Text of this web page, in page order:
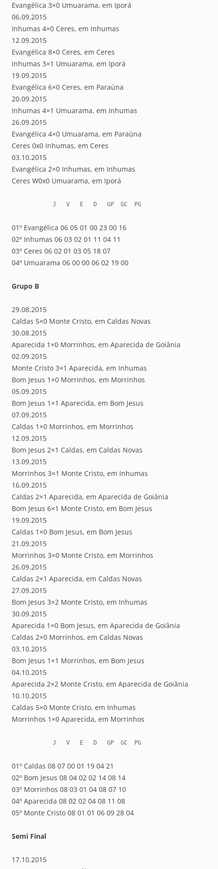
Evangélica 3×0 Umuarama, em Iporá
06.09.2015
Inhumas 4×0 Ceres, em Inhumas
12.09.2015
Evangélica 8×0 Ceres, em Ceres
Inhumas 3×1 Umuarama, em Iporá
19.09.2015
Evangélica 6×0 Ceres, em Paraúna
20.09.2015
Inhumas 4×1 Umuarama, em Inhumas
26.09.2015
Evangélica 4×0 Umuarama, em Paraúna
Ceres 0x0 Inhumas, em Ceres
03.10.2015
Evangélica 2×0 Inhumas, em Inhumas
Ceres W0x0 Umuarama, em Iporá
            J   V   E   D   GP  GC  PG
01º Evangélica 06 05 01 00 23 00 16
02º Inhumas 06 03 02 01 11 04 11
03º Ceres 06 02 01 03 05 18 07
04º Umuarama 06 00 00 06 02 19 00
Grupo B
29.08.2015
Caldas 5×0 Monte Cristo, em Caldas Novas
30.08.2015
Aparecida 1×0 Morrinhos, em Aparecida de Goiânia
02.09.2015
Monte Cristo 3×1 Aparecida, em Inhumas
Bom Jesus 1×0 Morrinhos, em Morrinhos
05.09.2015
Bom Jesus 1×1 Aparecida, em Bom Jesus
07.09.2015
Caldas 1×0 Morrinhos, em Morrinhos
12.09.2015
Bom Jesus 2×1 Caldas, em Caldas Novas
13.09.2015
Morrinhos 3×1 Monte Cristo, em Inhumas
16.09.2015
Caldas 2×1 Aparecida, em Aparecida de Goiânia
Bom Jesus 6×1 Monte Cristo, em Bom Jesus
19.09.2015
Caldas 1×0 Bom Jesus, em Bom Jesus
21.09.2015
Morrinhos 3×0 Monte Cristo, em Morrinhos
26.09.2015
Caldas 2×1 Aparecida, em Caldas Novas
27.09.2015
Bom Jesus 3×2 Monte Cristo, em Inhumas
30.09.2015
Aparecida 1×0 Bom Jesus, em Aparecida de Goiânia
Caldas 2×0 Morrinhos, em Caldas Novas
03.10.2015
Bom Jesus 1×1 Morrinhos, em Bom Jesus
04.10.2015
Aparecida 2×2 Monte Cristo, em Aparecida de Goiânia
10.10.2015
Caldas 5×0 Monte Cristo, em Inhumas
Morrinhos 1×0 Aparecida, em Morrinhos
            J   V   E   D   GP  GC  PG
01º Caldas 08 07 00 01 19 04 21
02º Bom Jesus 08 04 02 02 14 08 14
03º Morrinhos 08 03 01 04 08 07 10
04º Aparecida 08 02 02 04 08 11 08
05º Monte Cristo 08 01 01 06 09 28 04
Semi Final
17.10.2015